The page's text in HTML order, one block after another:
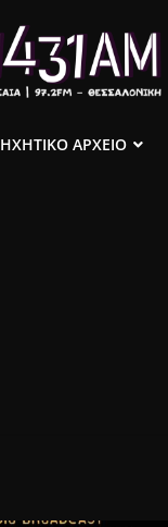
ΗΧΗΤΙΚΟ ΑΡΧΕΙΟ